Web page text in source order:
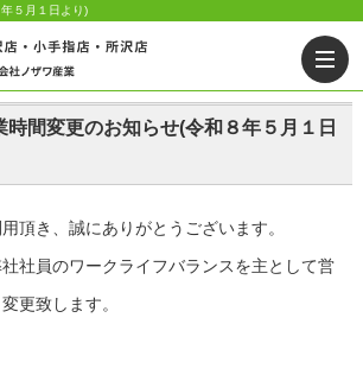
５月１日より)
間変更のお知らせ(令和８年５月１日
頂き、誠にありがとうございます。
社員のワークライフバランスを主として営
更致します。